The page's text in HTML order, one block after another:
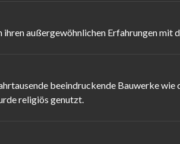
außergewöhnlichen Erfahrungen mit
beeindruckende Bauwerke
religiös genutzt.